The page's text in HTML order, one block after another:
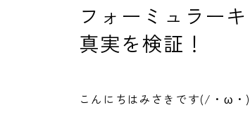
フォーミュラー
真実を検証！
こんにちはみさきです(/・ω